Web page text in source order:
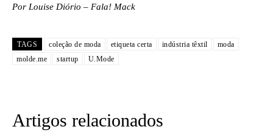
Por Louise Diório – Fala! Mack
TAGS coleção de moda etiqueta certa indústria têxtil
moda
molde.me
startup U.Mode
Artigos relacionados